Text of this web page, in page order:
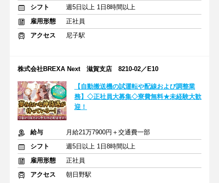
シフト
週5日以上 1日8時間以上
雇用形態
正社員
アクセス
尼子駅
株式会社BREXA Next 滋賀支店 8210-02／E10
【自動搬送機の試運転や配線および調整業
務】◇正社員大募集◇寮費無料★未経験大歓
迎！
給与
月給21万7900円＋交通費一部
シフト
週5日以上 1日8時間以上
雇用形態
正社員
アクセス
朝日野駅